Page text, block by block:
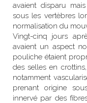
avaient disparu
sous les vertèbres
normalisation du
Vingt-cinq jours
avaient un aspect
pouliche étaient
des selles en
notamment
prenant origine
innervé par des